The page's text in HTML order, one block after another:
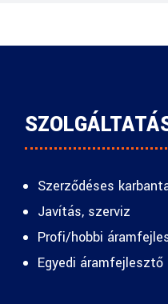
Szerződéses
Javítás, szerviz
Profi/hobbi
Egyedi áramfejlesztő